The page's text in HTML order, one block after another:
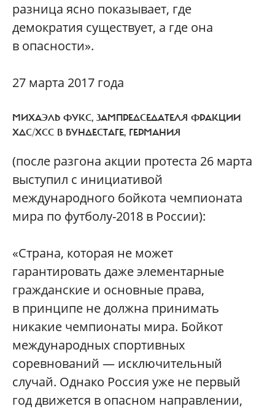
разница ясно показывает, где
демократия существует, а где она
в опасности».
27 марта 2017 года
МИХАЭЛЬ ФУКС, ЗАМПРЕДСЕДАТЕЛЯ ФРАКЦИИ
ХДС/ХСС В БУНДЕСТАГЕ, ГЕРМАНИЯ
(после разгона акции протеста 26 марта
выступил с инициативой
международного бойкота чемпионата
мира по футболу-2018 в России):
«Страна, которая не может
гарантировать даже элементарные
гражданские и основные права,
в принципе не должна принимать
никакие чемпионаты мира. Бойкот
международных спортивных
соревнований — исключительный
случай. Однако Россия уже не первый
год движется в опасном направлении,